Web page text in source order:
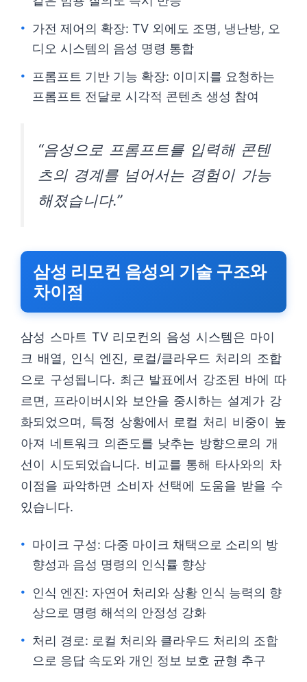
가전 제어의 확장: TV 외에도 조명, 냉난방, 오
디오 시스템의 음성 명령 통합
프롬프트 기반 기능 확장: 이미지를 요청하는
프롬프트 전달로 시각적 콘텐츠 생성 참여
“음성으로 프롬프트를 입력해 콘텐
츠의 경계를 넘어서는 경험이 가능
해졌습니다.”
삼성 리모컨 음성의 기술 구조와
차이점
삼성 스마트 TV 리모컨의 음성 시스템은 마이
크 배열, 인식 엔진, 로컬/클라우드 처리의 조합
으로 구성됩니다. 최근 발표에서 강조된 바에 따
르면, 프라이버시와 보안을 중시하는 설계가 강
화되었으며, 특정 상황에서 로컬 처리 비중이 높
아져 네트워크 의존도를 낮추는 방향으로의 개
선이 시도되었습니다. 비교를 통해 타사와의 차
이점을 파악하면 소비자 선택에 도움을 받을 수
있습니다.
마이크 구성: 다중 마이크 채택으로 소리의 방
향성과 음성 명령의 인식률 향상
인식 엔진: 자연어 처리와 상황 인식 능력의 향
상으로 명령 해석의 안정성 강화
처리 경로: 로컬 처리와 클라우드 처리의 조합
으로 응답 속도와 개인 정보 보호 균형 추구